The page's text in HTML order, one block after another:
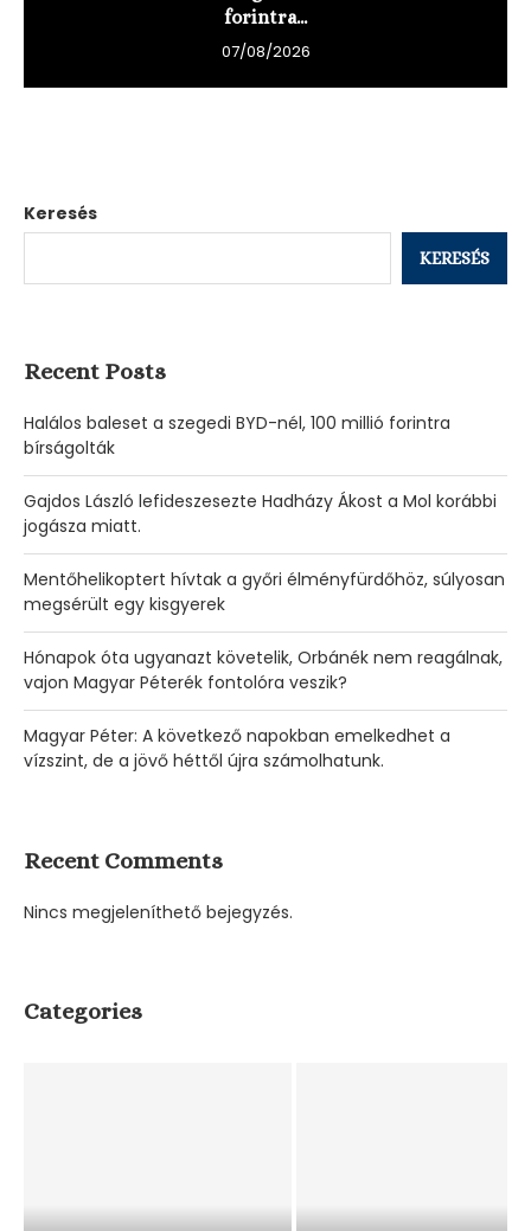
forintra...
07/08/2026
Keresés
KERESÉS
Recent Posts
Halálos baleset a szegedi BYD-nél, 100 millió forintra
bírságolták
Gajdos László lefideszesezte Hadházy Ákost a Mol korábbi
jogásza miatt.
Mentőhelikoptert hívtak a győri élményfürdőhöz, súlyosan
megsérült egy kisgyerek
Hónapok óta ugyanazt követelik, Orbánék nem reagálnak,
vajon Magyar Péterék fontolóra veszik?
Magyar Péter: A következő napokban emelkedhet a
vízszint, de a jövő héttől újra számolhatunk.
Recent Comments
Nincs megjeleníthető bejegyzés.
Categories